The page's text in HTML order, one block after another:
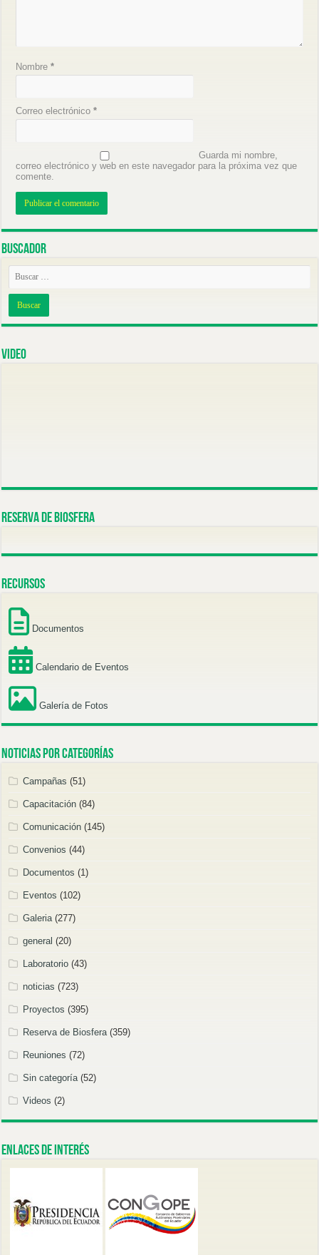
Nombre*
Correo electrónico*
Guarda mi nombre,
correo electrónico y web en este navegador para la próxima vez que
comente.
Buscador
Video
Reserva de Biosfera
Recursos
Documentos
Calendario de Eventos
Galería de Fotos
Noticias por categorías
Campañas (51)
Capacitación (84)
Comunicación (145)
Convenios (44)
Documentos (1)
Eventos (102)
Galeria (277)
general (20)
Laboratorio (43)
noticias (723)
Proyectos (395)
Reserva de Biosfera (359)
Reuniones (72)
Sin categoría (52)
Videos (2)
Enlaces de Interés